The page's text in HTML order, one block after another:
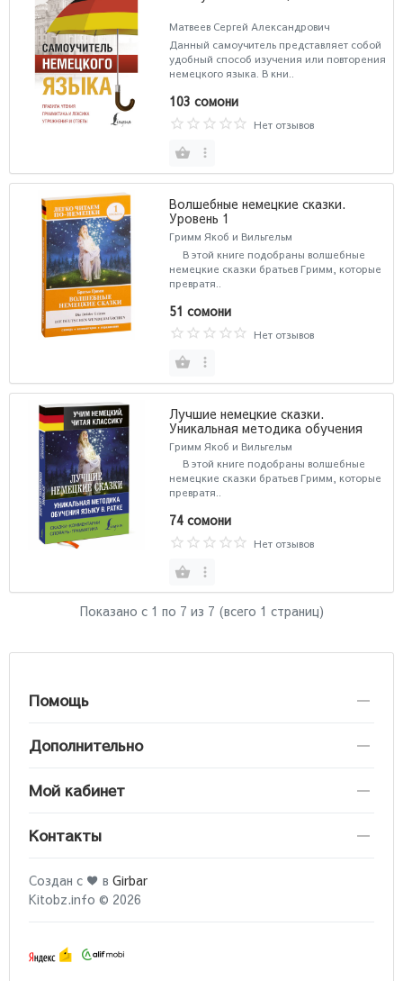
Матвеев Сергей Александрович
Данный самоучитель представляет собой
удобный способ изучения или повторения
немецкого языка. В кни..
103 сомони
Нет отзывов
Волшебные немецкие сказки.
Уровень 1
Гримм Якоб и Вильгельм
В этой книге подобраны волшебные
немецкие сказки братьев Гримм, которые
превратя..
51 сомони
Нет отзывов
Лучшие немецкие сказки.
Уникальная методика обучения
языку В. Ратке
Гримм Якоб и Вильгельм
В этой книге подобраны волшебные
немецкие сказки братьев Гримм, которые
превратя..
74 сомони
Нет отзывов
Показано с 1 по 7 из 7 (всего 1 страниц)
Помощь
Дополнительно
Мой кабинет
Контакты
Создан с ♥ в Girbar
Kitobz.info © 2026